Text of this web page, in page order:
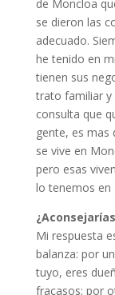
de Moncloa
se dieron las
adecuado.
he tenido en
tienen sus
trato familiar y
consulta que
gente, es mas
se vive en
pero esas
lo tenemos en
Mi respuesta
balanza: por
tuyo, eres
fracasos; por